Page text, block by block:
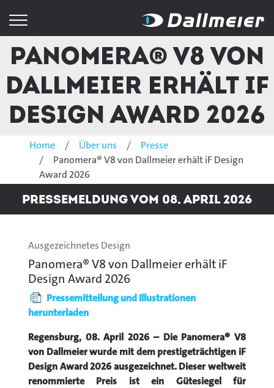
Panomera® V8 von
Dallmeier erhält iF
Design Award 2026
Home Über uns
Presse
Panomera® V8 von Dallmeier erhält iF Design
Award 2026
Pressemeldung vom 08. April 2026
Ausgezeichnetes Design
Panomera® V8 von Dallmeier erhält iF
Design Award 2026
Pressemitteilung und Illustrationen
herunterladen
Regensburg, 08. April 2026 – Die Panomera® V8
von Dallmeier wurde mit dem prestigeträchtigen iF
Design Award 2026 ausgezeichnet. Dieser weltweit
renommierte Preis ist ein Gütesiegel für